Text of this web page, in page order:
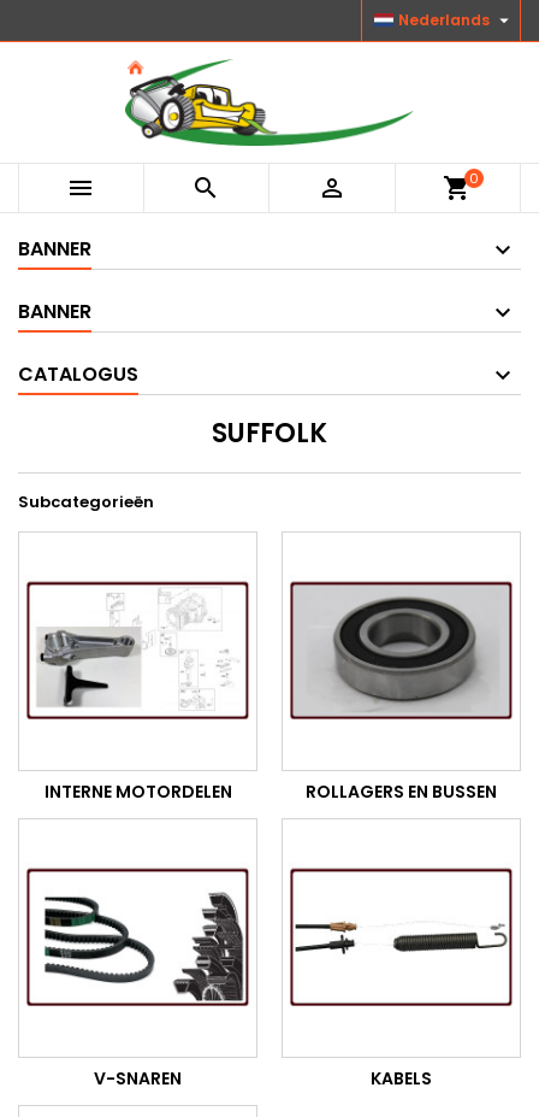
Nederlands 
   shopping_cart0
BANNER
BANNER
CATALOGUS
SUFFOLK
Subcategorieën
INTERNE MOTORDELEN ROLLAGERS EN BUSSEN
V-SNAREN KABELS